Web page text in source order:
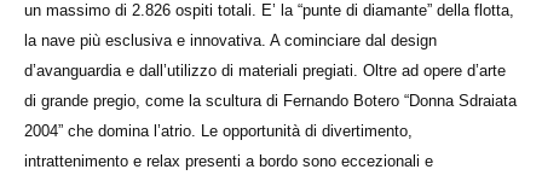
un massimo di 2.826 ospiti totali. E’ la “punte di diamante” della flotta,
la nave più esclusiva e innovativa. A cominciare dal design
d’avanguardia e dall’utilizzo di materiali pregiati. Oltre ad opere d’arte
di grande pregio, come la scultura di Fernando Botero “Donna Sdraiata
2004” che domina l’atrio. Le opportunità di divertimento,
intrattenimento e relax presenti a bordo sono eccezionali e